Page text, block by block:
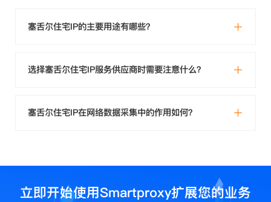
塞舌尔住宅IP的主要用途有哪些？
选择塞舌尔住宅IP服务供应商时需要注意什么？
塞舌尔住宅IP在网络数据采集中的作用如何？
立即开始使用Smartproxy扩展您的业务